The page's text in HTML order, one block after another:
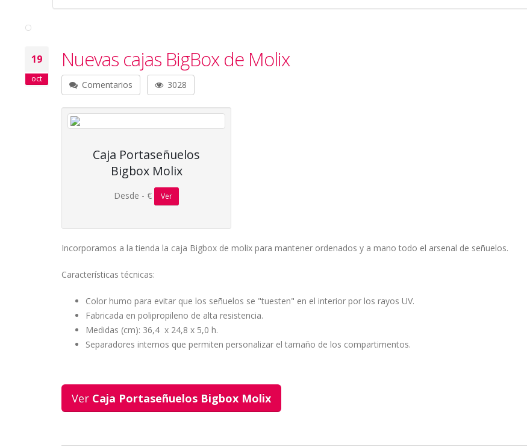
19
oct
Nuevas cajas BigBox de Molix
Comentarios 3028
Caja Portaseñuelos
Bigbox Molix
Desde - € Ver
Incorporamos a la tienda la caja Bigbox de molix para mantener ordenados y a mano todo el arsenal de señuelos.
Características técnicas:
Color humo para evitar que los señuelos se "tuesten" en el interior por los rayos UV.
Fabricada en polipropileno de alta resistencia.
Medidas (cm): 36,4 x 24,8 x 5,0 h.
Separadores internos que permiten personalizar el tamaño de los compartimentos.
Ver Caja Portaseñuelos Bigbox Molix